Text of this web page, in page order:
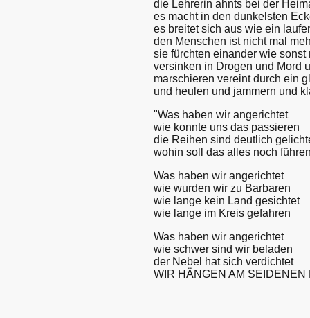
die Lehrerin ahnts bei der
es macht in den dunkelsten
es breitet sich aus wie ein
den Menschen ist nicht mal
sie fürchten einander wie sonst
versinken in Drogen und Mord
marschieren vereint durch ein
und heulen und jammern und
"Was haben wir angerichtet
wie konnte uns das passieren
die Reihen sind deutlich
wohin soll das alles noch
Was haben wir angerichtet
wie wurden wir zu Barbaren
wie lange kein Land gesichtet
wie lange im Kreis gefahren
Was haben wir angerichtet
wie schwer sind wir beladen
der Nebel hat sich verdichtet
WIR HÄNGEN AM SEIDENEN